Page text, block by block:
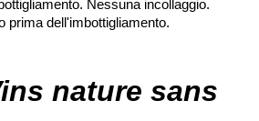
Nessuna incollaggio.
prima dell'imbottigliamento.
nature sans